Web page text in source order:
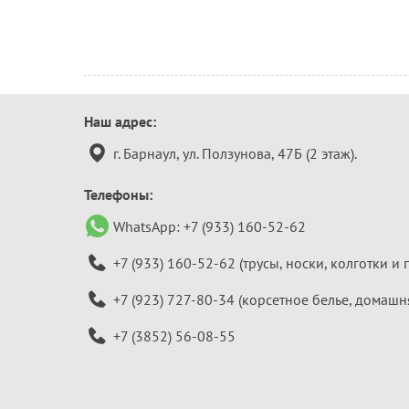
Контактная
информация
Наш адрес:
г. Барнаул, ул. Ползунова, 47Б (2 этаж).
Телефоны:
WhatsApp: +7 (933) 160-52-62
+7 (933) 160-52-62 (трусы, носки, колготки и
+7 (923) 727-80-34 (корсетное белье,
+7 (3852) 56-08-55